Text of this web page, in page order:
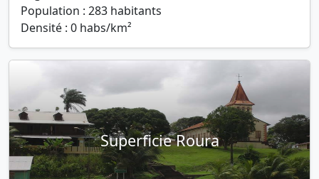
Population : 283 habitants
Densité : 0 habs/km²
Superficie Roura